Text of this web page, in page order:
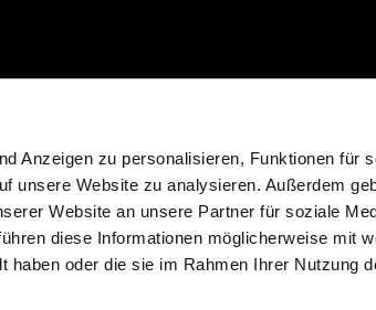
Anzeigen zu personalisieren, Funktionen für
unsere Website zu analysieren. Außerdem
Website an unsere Partner für soziale
diese Informationen möglicherweise mit
haben oder die sie im Rahmen Ihrer Nutzung
Zuzüglich individuelle Ablieferungspauschale des
eventuelle Abweichungen von Ausstattung,
Farbfehler, Irrtümer, Änderungen und
Ländern sind aufgrund gesetzlicher Bestimmungen